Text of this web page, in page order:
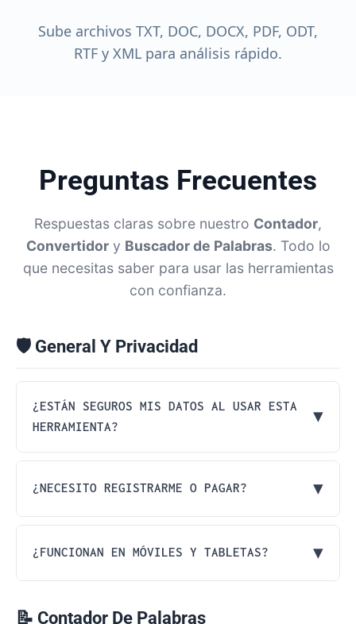
Sube archivos TXT, DOC, DOCX, PDF, ODT,
RTF y XML para análisis rápido.
Preguntas Frecuentes
Respuestas claras sobre nuestro Contador,
Convertidory Buscador de Palabras. Todo lo
que necesitas saber para usar las herramientas
con confianza.
🛡️ General Y Privacidad
¿ESTÁN SEGUROS MIS DATOS AL USAR ESTA
HERRAMIENTA?
▼
localmente en tu navegador. Ningún
documento o texto se sube ni se almacena
¿NECESITO REGISTRARME O PAGAR? ▼
No. Todas nuestras herramientas son
libremente.
¿FUNCIONAN EN MÓVILES Y TABLETAS? ▼
Sí. Nuestra web es totalmente responsiva
📝 Contador De Palabras